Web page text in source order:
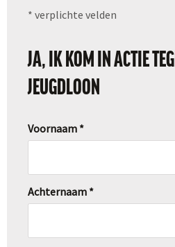
* verplichte velden
JA, IK KOM IN ACTIE
JEUGDLOON
Voornaam *
Achternaam *